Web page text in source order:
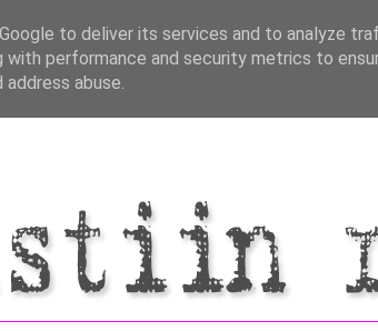
to deliver its services and to analyze
with performance and security metrics to
abuse.